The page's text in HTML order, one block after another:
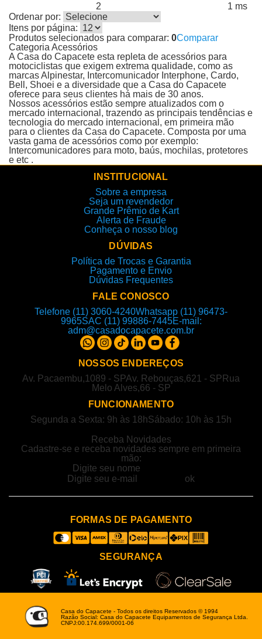
2
1 ms
Ordenar por:
Itens por página:
Produtos selecionados para comparar: 0Comparar
Categoria Acessórios
A Casa do Capacete esta repleta de acessórios para
motociclistas que exigem extrema qualidade, como as
marcas Alpinestar, Intercomunicador Interphone, Cardo,
Bell, Shoei e a diversidade que a Casa do Capacete
oferece para seus clientes há mais de 30 anos.
Nossos acessórios estão sempre atualizados com o
mercado internacional, trazendo as principais tendências e
tecnologia do mercado internacional, em primeira mão
para o clientes da Casa do Capacete. Composta por uma
vasta gama de acessórios como por exemplo:
Intercomunicadores para moto, baús, mochilas, protetores
e etc .
INSTITUCIONAL
Sobre a empresa
Seja um revendedor
Grande Prêmio de Kart
Alerta de Fraude
Conheça o nosso blog
DÚVIDAS
Política de Trocas e Garantia
Pagamento e Envio
Dúvidas Frequentes
FALE CONOSCO
Telefone (11) 3060-4240Whatsapp (11) 96473-
9965SAC (11) 99886-7445E-mail:
adm@casadocapacete.com.br
NOSSOS ENDEREÇOS
Av. Pacaembu,1089 - SPAv. Rebouças,621 - SP Rua
Melo Alves,66 - SP
FUNCIONAMENTO
Segunda a Sexta: 9h às 18hSábado: 10h às 15h
Receba Novidades
Cadastre-se e receba novidades sempre em primeira
mão:
FORMAS DE PAGAMENTO
SEGURANÇA
Casa do Capacete - Todos os direitos Reservados © 1994
Razão Social: Casa do Capacete Equipamentos de Segurança Ltda.
CNPJ:00.174.699/0001-06